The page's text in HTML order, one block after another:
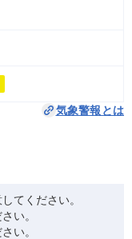
気象警報とは
てください。
い。
い。